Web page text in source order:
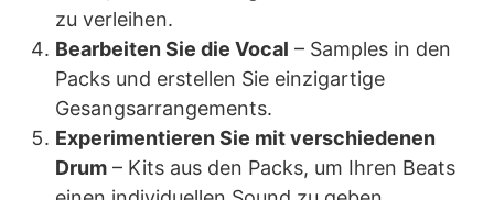
zu verleihen.
Bearbeiten Sie die Vocal – Samples in den
Packs und erstellen Sie einzigartige
Gesangsarrangements.
Experimentieren Sie mit verschiedenen
Drum – Kits aus den Packs, um Ihren Beats